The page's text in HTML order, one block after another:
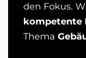
den Fokus.
kompetente
Thema